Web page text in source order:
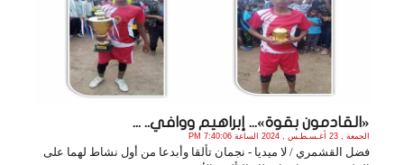
«القادمون بقوة»... إبراهيم ووافي.. ...
الجمعة , 23 أغـسـطـس , 2024 الساعة 7:40:06 PM
فضل القشمري / لا ميديا - نجمان تألقا وأبدعا من أول نشاط لهما على